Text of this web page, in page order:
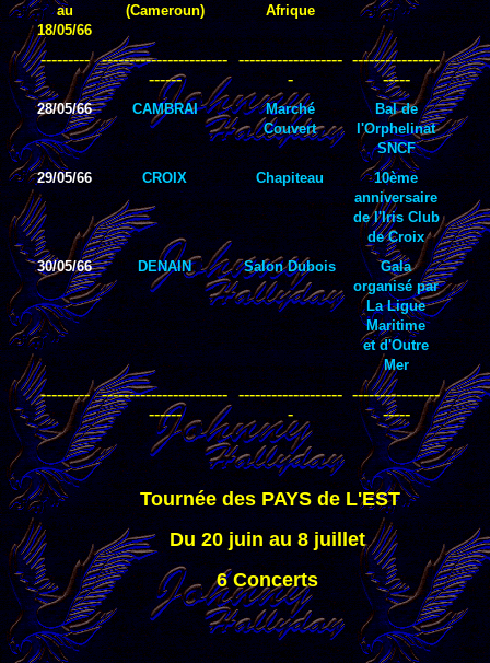
au
18/05/66
(Cameroun)
Afrique
---------
-----------------------
------
-------------------
-
----------------
-----
28/05/66 CAMBRAI
Marché
Couvert
Bal de
l'Orphelinat
SNCF
29/05/66
CROIX Chapiteau
10ème
anniversaire
de l'Iris Club
de Croix
30/05/66
DENAIN Salon Dubois
Gala
organisé par
La Ligue
Maritime
et d'Outre
Mer
---------
-----------------------
------
-------------------
-
----------------
-----
Tournée des PAYS de L'EST
Du 20 juin au 8 juillet
6 Concerts